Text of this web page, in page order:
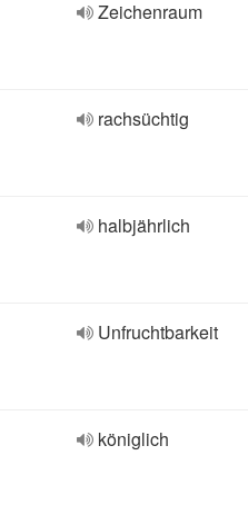
Zeichenraum
rachsüchtig
halbjährlich
Unfruchtbarkeit
königlich